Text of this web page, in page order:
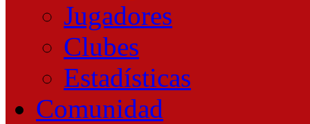
Jugadores
Clubes
Estadísticas
Comunidad